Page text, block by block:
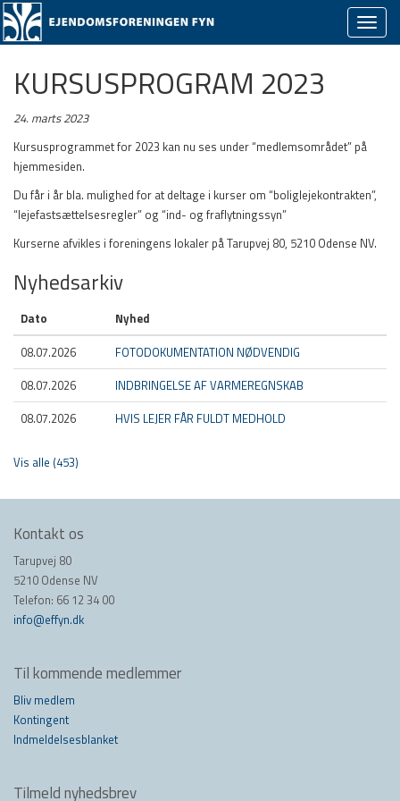
Skjul/
KURSUSPROGRAM 2023
24. marts 2023
Kursusprogrammet for 2023 kan nu ses under “medlemsområdet” på
hjemmesiden.
Du får i år bla. mulighed for at deltage i kurser om “boliglejekontrakten”,
“lejefastsættelsesregler” og “ind- og fraflytningssyn”
Kurserne afvikles i foreningens lokaler på Tarupvej 80, 5210 Odense NV.
Nyhedsarkiv
Dato
Nyhed
08.07.2026
FOTODOKUMENTATION NØDVENDIG
08.07.2026
INDBRINGELSE AF VARMEREGNSKAB
08.07.2026
HVIS LEJER FÅR FULDT MEDHOLD
Vis alle (453)
Kontakt os
Tarupvej 80
5210 Odense NV
Telefon: 66 12 34 00
info@effyn.dk
Til kommende medlemmer
Bliv medlem
Kontingent
Indmeldelsesblanket
Tilmeld nyhedsbrev